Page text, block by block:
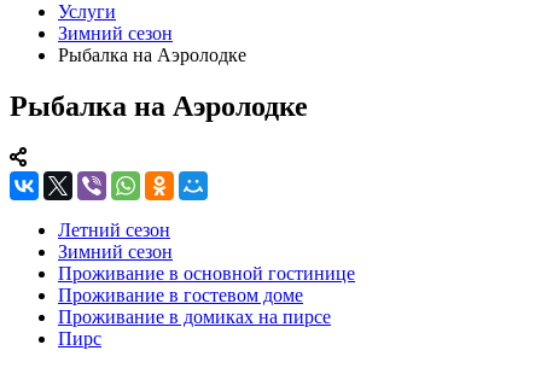
Услуги
Зимний сезон
Рыбалка на Аэролодке
Рыбалка на Аэролодке
Летний сезон
Зимний сезон
Проживание в основной гостинице
Проживание в гостевом доме
Проживание в домиках на пирсе
Пирс